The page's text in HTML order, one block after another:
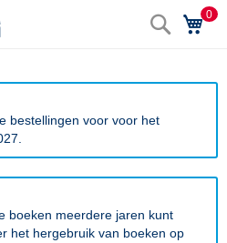
Zoek0
bestellingen voor voor het
boeken meerdere jaren kunt
het hergebruik van boeken op